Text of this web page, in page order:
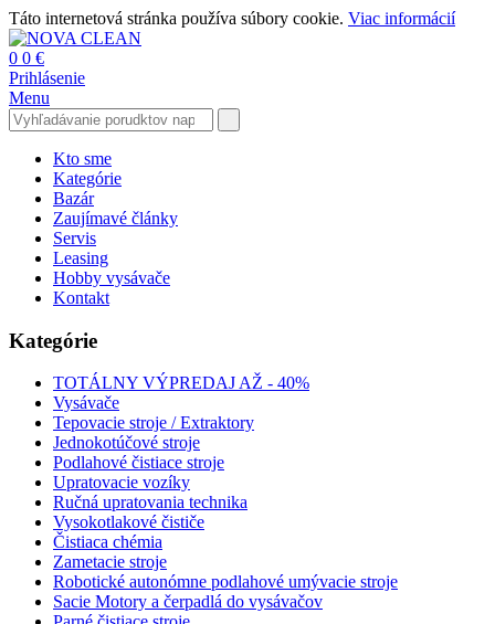
Táto internetová stránka používa súbory cookie. Viac informácií
0 0 €
Prihlásenie
Menu
Kto sme
Kategórie
Bazár
Zaujímavé články
Servis
Leasing
Hobby vysávače
Kontakt
Kategórie
TOTÁLNY VÝPREDAJ AŽ - 40%
Vysávače
Tepovacie stroje / Extraktory
Jednokotúčové stroje
Podlahové čistiace stroje
Upratovacie vozíky
Ručná upratovania technika
Vysokotlakové čističe
Čistiaca chémia
Zametacie stroje
Robotické autonómne podlahové umývacie stroje
Sacie Motory a čerpadlá do vysávačov